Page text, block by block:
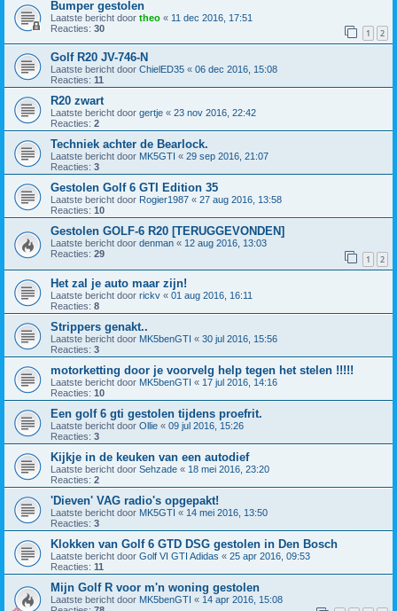
Bumper gestolen
Laatste bericht door theo « 11 dec 2016, 17:51
Reacties: 30 1 2
Golf R20 JV-746-N
Laatste bericht door ChielED35 « 06 dec 2016, 15:08
Reacties: 11
R20 zwart
Laatste bericht door gertje « 23 nov 2016, 22:42
Reacties: 2
Techniek achter de Bearlock.
Laatste bericht door MK5GTI « 29 sep 2016, 21:07
Reacties: 3
Gestolen Golf 6 GTI Edition 35
Laatste bericht door Rogier1987 « 27 aug 2016, 13:58
Reacties: 10
Gestolen GOLF-6 R20 [TERUGGEVONDEN]
Laatste bericht door denman « 12 aug 2016, 13:03
Reacties: 29 1 2
Het zal je auto maar zijn!
Laatste bericht door rickv « 01 aug 2016, 16:11
Reacties: 8
Strippers genakt..
Laatste bericht door MK5benGTI « 30 jul 2016, 15:56
Reacties: 3
motorketting door je voorvelg help tegen het stelen !!!!!
Laatste bericht door MK5benGTI « 17 jul 2016, 14:16
Reacties: 10
Een golf 6 gti gestolen tijdens proefrit.
Laatste bericht door Ollie « 09 jul 2016, 15:26
Reacties: 3
Kijkje in de keuken van een autodief
Laatste bericht door Sehzade « 18 mei 2016, 23:20
Reacties: 2
'Dieven' VAG radio's opgepakt!
Laatste bericht door MK5GTI « 14 mei 2016, 13:50
Reacties: 3
Klokken van Golf 6 GTD DSG gestolen in Den Bosch
Laatste bericht door Golf VI GTI Adidas « 25 apr 2016, 09:53
Reacties: 11
Mijn Golf R voor m'n woning gestolen
Laatste bericht door MK5benGTI « 14 apr 2016, 15:08